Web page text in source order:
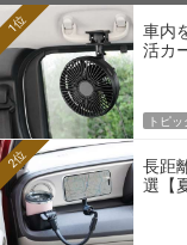
車内
活カ
1位
トピッ
長距
選【
2位